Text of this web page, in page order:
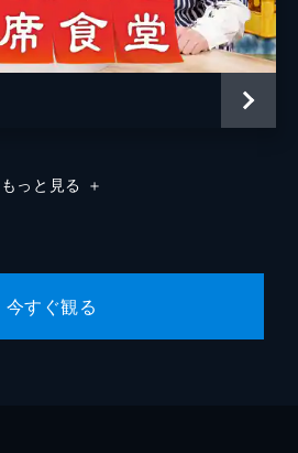
もっと見る ＋
今すぐ観る